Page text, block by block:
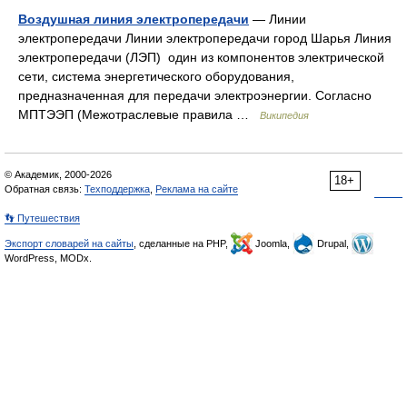
Воздушная линия электропередачи — Линии
электропередачи Линии электропередачи город Шарья Линия
электропередачи (ЛЭП) один из компонентов электрической
сети, система энергетического оборудования,
предназначенная для передачи электроэнергии. Согласно
МПТЭЭП (Межотраслевые правила …
Википедия
18+
© Академик, 2000-2026
Обратная связь: Техподдержка Реклама на сайте
👣 Путешествия
Экспорт словарей на сайты , сделанные на PHP, Joomla,
Drupal,
WordPress, MODx.